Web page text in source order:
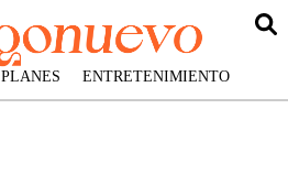
PLANES ENTRETENIMIENTO